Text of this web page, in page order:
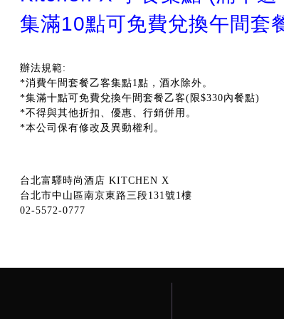
集滿10點可免費兌換午間套
辦法規範:
*消費午間套餐乙客集點1點，酒水除外。
*集滿十點可免費兌換午間套餐乙客(限$330內餐點)
*不得與其他折扣、優惠、行銷併用。
*本公司保有修改及異動權利。
台北富驛時尚酒店 KITCHEN X
台北市中山區南京東路三段131號1樓
02-5572-0777